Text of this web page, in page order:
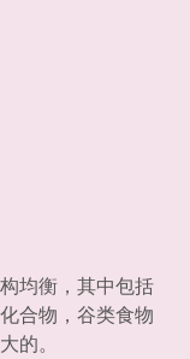
均衡，其中包括
合物，谷类食物
的。